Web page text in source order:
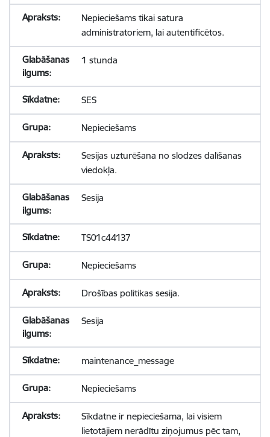
Nepieciešams tikai satura
administratoriem, lai autentificētos.
1 stunda
SES
Nepieciešams
Sesijas uzturēšana no slodzes dalīšanas
viedokļa.
Sesija
TS01c44137
Nepieciešams
Drošības politikas sesija.
Sesija
maintenance_message
Nepieciešams
Sīkdatne ir nepieciešama, lai visiem
lietotājiem nerādītu ziņojumus pēc tam,